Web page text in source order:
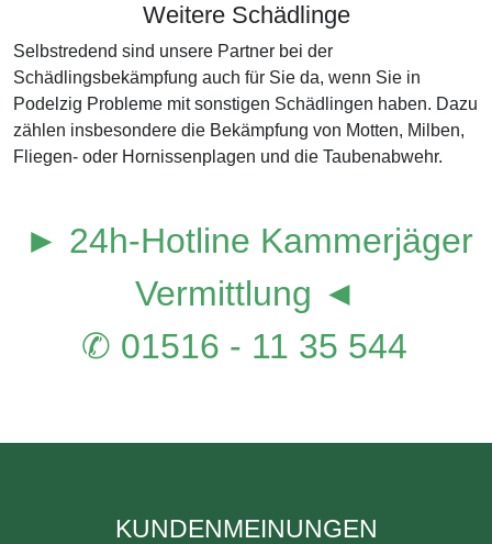
Weitere Schädlinge
Selbstredend sind unsere Partner bei der
Schädlingsbekämpfung auch für Sie da, wenn Sie in
Podelzig Probleme mit sonstigen Schädlingen haben. Dazu
zählen insbesondere die Bekämpfung von Motten, Milben,
Fliegen- oder Hornissenplagen und die Taubenabwehr.
► 24h-Hotline Kammerjäger
Vermittlung ◄
✆ 01516 - 11 35 544
KUNDENMEINUNGEN